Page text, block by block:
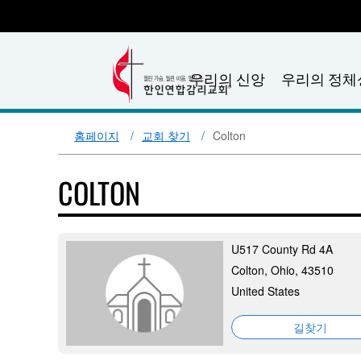
우리의 신앙 우리의 정체
홈페이지 교회 찾기 Colton
COLTON
U517 County Rd 4A
Colton, Ohio, 43510
United States
길찾기